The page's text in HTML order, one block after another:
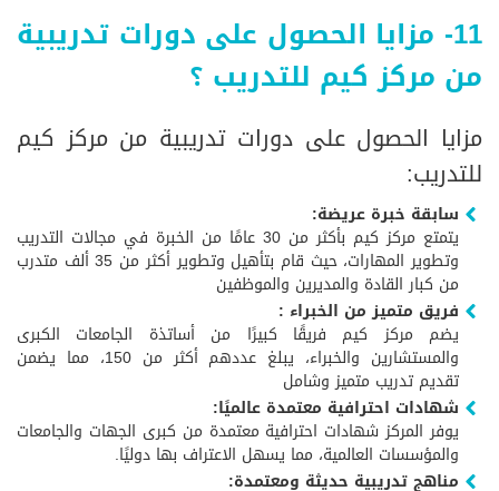
11- مزايا الحصول على دورات تدريبية
من مركز كيم للتدريب ؟
مزايا الحصول على دورات تدريبية من مركز كيم
للتدريب:
سابقة خبرة عريضة:
يتمتع مركز كيم بأكثر من 30 عامًا من الخبرة في مجالات التدريب
وتطوير المهارات، حيث قام بتأهيل وتطوير أكثر من 35 ألف متدرب
من كبار القادة والمديرين والموظفين
فريق متميز من الخبراء :
يضم مركز كيم فريقًا كبيرًا من أساتذة الجامعات الكبرى
والمستشارين والخبراء، يبلغ عددهم أكثر من 150، مما يضمن
تقديم تدريب متميز وشامل
شهادات احترافية معتمدة عالميًا:
يوفر المركز شهادات احترافية معتمدة من كبرى الجهات والجامعات
والمؤسسات العالمية، مما يسهل الاعتراف بها دوليًا.
مناهج تدريبية حديثة ومعتمدة: